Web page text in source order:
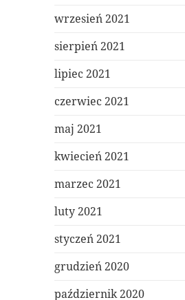
wrzesień 2021
sierpień 2021
lipiec 2021
czerwiec 2021
maj 2021
kwiecień 2021
marzec 2021
luty 2021
styczeń 2021
grudzień 2020
październik 2020